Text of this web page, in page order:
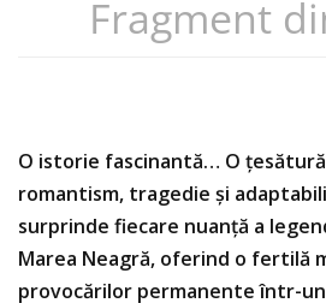
Fragment
O istorie fascinantă… O
romantism, tragedie și
surprinde fiecare nuanță a
Marea Neagră, oferind o fertilă
provocărilor permanente într-